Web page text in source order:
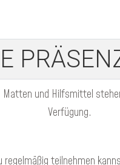
Matten und Hilfsmittel
Verfügung.
regelmäßig teilnehmen